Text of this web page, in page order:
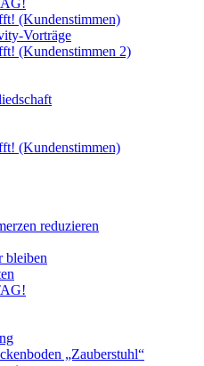
(Kundenstimmen)
Vorträge
(Kundenstimmen 2)
(Kundenstimmen)
reduzieren
bleiben
„Zauberstuhl“